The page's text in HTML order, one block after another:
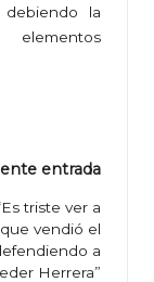
la
entrada
triste ver a
vendió el
a
Herrera”